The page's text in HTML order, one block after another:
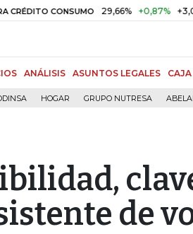
CONSUMO 29,66% +0,87% +3,02%
ANÁLISIS ASUNTOS LEGALES
HOGAR GRUPO NUTRESA
de